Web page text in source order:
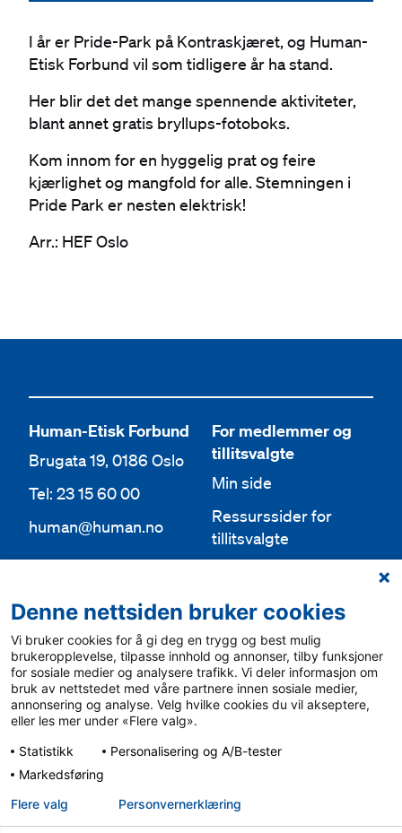
I år er Pride-Park på Kontraskjæret, og Human-
Etisk Forbund vil som tidligere år ha stand.
Her blir det det mange spennende aktiviteter,
blant annetgratis bryllups-fotoboks.
Kom innom for en hyggelig prat og feire
kjærlighet og mangfold for alle. Stemningen i
Pride Park er nesten elektrisk!
Arr.: HEF Oslo
Human-Etisk Forbund
Brugata 19, 0186 Oslo
Tel: 23 15 60 00
human@human.no
Aktuelt
For media
Ledige stillinger
English
Sámegiel álgosiidui
For medlemmer og
tillitsvalgte
Min side
Ressurssider for
tillitsvalgte
Bli medlem
Bli frivillig
Personvern & cookies
Denne nettsiden bruker cookies
Vi bruker cookies for å gi deg en trygg og best mulig
brukeropplevelse, tilpasse innhold og annonser, tilby funksjoner
for sosiale medier og analysere trafikk. Vi deler informasjon om
bruk av nettstedet med våre partnere innen sosiale medier,
annonsering og analyse. Velg hvilke cookies du vil akseptere,
eller les mer under «Flere valg».
Statistikk
Personalisering og A/B-tester
Markedsføring
Flere valg
Personvern­erklæring